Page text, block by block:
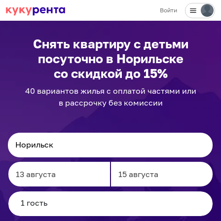
Войти
Снять квартиру с детьми
посуточно в Норильске
со скидкой до 15%
40 вариантовжилья с оплатой частями или
в рассрочку без комиссии
Navigate
forward
to
Navigate
to